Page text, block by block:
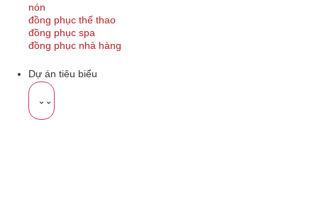
nón
đồng phục thể thao
đồng phục spa
đồng phục nhà hàng
Dự án tiêu biểu